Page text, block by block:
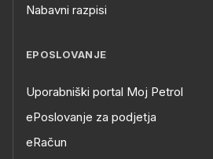
Nabavni razpisi
EPOSLOVANJE
Uporabniški portal Moj Petrol
ePoslovanje za podjetja
eRačun